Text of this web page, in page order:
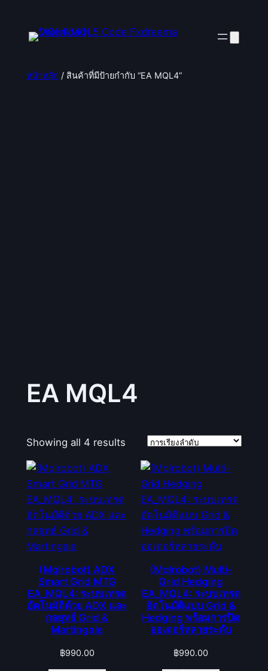
หน้าหลัก / สินค้าที่มีป้ายกำกับ “EA MQL4”
EA MQL4
Showing all 4 results
(Mqlrobot) ADX
Smart Grid MTG
EA_MQL4: ระบบเทรด
อัตโนมัติด้วย ADX และ
กลยุทธ์ Grid &
Martingale
฿990.00
(Mqlrobot) Multi-
Grid Hedging
EA_MQL4: ระบบเทรด
อัตโนมัติแบบ Grid &
Hedging พร้อมการปิด
ออเดอร์หลายระดับ
฿990.00